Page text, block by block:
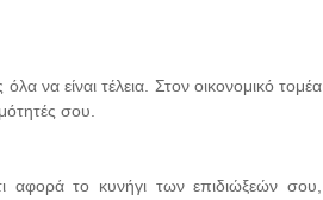
να είναι τέλεια. Στον οικονομικό τομέα
σου.
το κυνήγι των επιδιώξεών σου,